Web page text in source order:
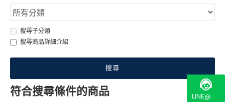
搜尋子分類
搜尋商品詳細介紹
搜尋
符合搜尋條件的商品
LINE@